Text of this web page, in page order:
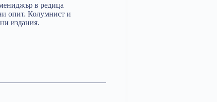
в редица
опит. Колумнист и
издания.